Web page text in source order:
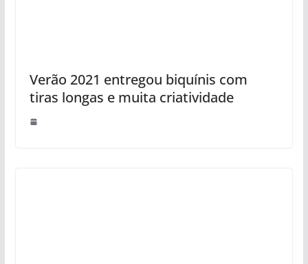
Verão 2021 entregou biquínis com
tiras longas e muita criatividade